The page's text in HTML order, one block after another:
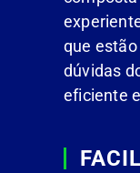
que
dúvidas
eficiente